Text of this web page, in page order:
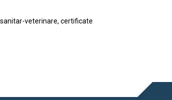
veterinare, certificate